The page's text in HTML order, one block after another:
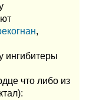
,
ингибитеры
что либо из